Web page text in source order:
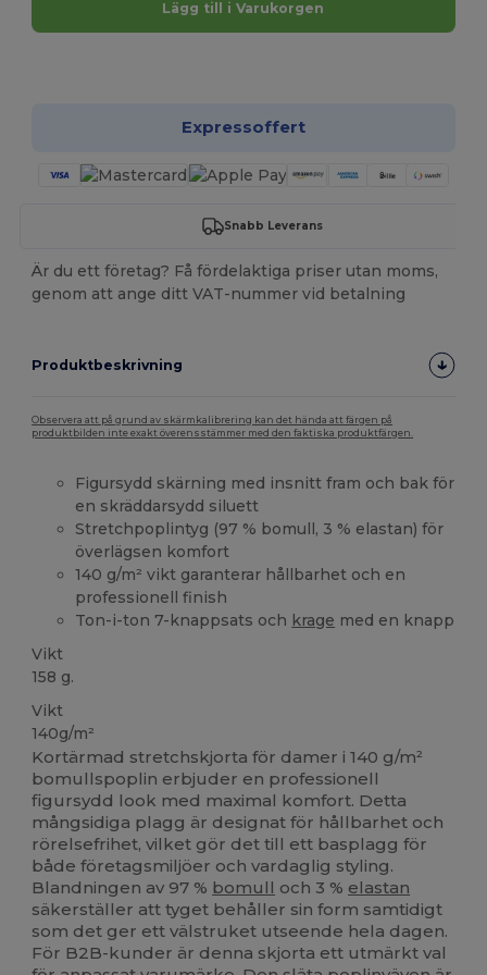
Lägg till i Varukorgen
Expressoffert
Snabb Leverans
Är du ett företag? Få fördelaktiga priser utan moms,
genom att ange ditt VAT-nummer vid betalning
Produktbeskrivning
Observera att på grund av skärmkalibrering kan det hända att färgen på
produktbilden inte exakt överensstämmer med den faktiska produktfärgen.
Figursydd skärning med insnitt fram och bak för
en skräddarsydd siluett
Stretchpoplintyg (97 % bomull, 3 % elastan) för
överlägsen komfort
140 g/m² vikt garanterar hållbarhet och en
professionell finish
Ton-i-ton 7-knappsats och krage med en knapp
Vikt
158 g.
Vikt
140g/m²
Kortärmad stretchskjorta för damer i 140 g/m²
bomullspoplin erbjuder en professionell
figursydd look med maximal komfort. Detta
mångsidiga plagg är designat för hållbarhet och
rörelsefrihet, vilket gör det till ett basplagg för
både företagsmiljöer och vardaglig styling.
Blandningen av 97 % bomull och 3 % elastan
säkerställer att tyget behåller sin form samtidigt
som det ger ett välstruket utseende hela dagen.
För B2B-kunder är denna skjorta ett utmärkt val